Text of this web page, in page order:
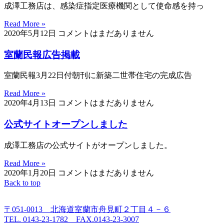
成澤工務店は、感染症指定医療機関として使命感を持っ
Read More »
2020年5月12日 コメントはまだありません
室蘭民報広告掲載
室蘭民報3月22日付朝刊に新築二世帯住宅の完成広告
Read More »
2020年4月13日 コメントはまだありません
公式サイトオープンしました
成澤工務店の公式サイトがオープンしました。
Read More »
2020年1月20日 コメントはまだありません
Back to top
〒051-0013 北海道室蘭市舟見町２丁目４－６
TEL. 0143-23-1782 FAX.0143-23-3007